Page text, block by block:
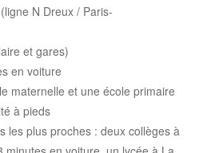
N Dreux / Paris-
et gares)
en voiture
maternelle et une école primaire
à pieds
les plus proches : deux collèges à